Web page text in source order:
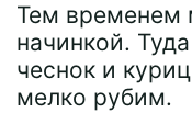
Тем временем
начинкой.
чеснок и
мелко рубим.